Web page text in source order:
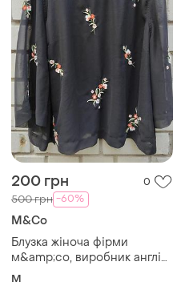
200 грн 0
500 грн -60%
M&Co
Блузка жіноча фірми
м&amp;со, виробник англія,
виробник індію, розмір м.
M